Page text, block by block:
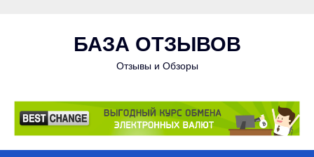
БАЗА ОТЗЫВОВ
Отзывы и Обзоры